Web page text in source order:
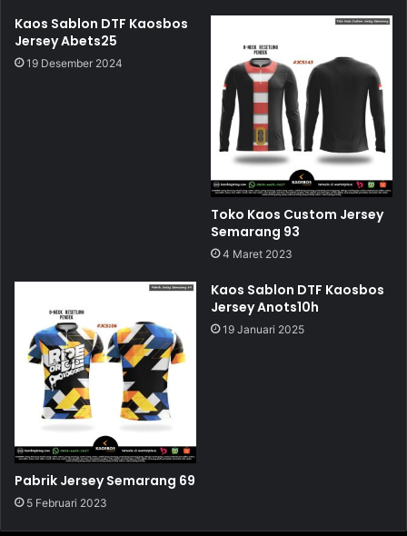
Kaos Sablon DTF Kaosbos
Jersey Abets25
19 Desember 2024
Toko Kaos Custom Jersey
Semarang 93
4 Maret 2023
Pabrik Jersey Semarang 69
5 Februari 2023
Kaos Sablon DTF Kaosbos
Jersey Anots10h
19 Januari 2025